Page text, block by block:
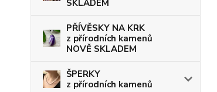
SKLADEM
PŘÍVĚSKY NA KRK
z přírodních kamenů
NOVĚ SKLADEM
ŠPERKY
z přírodních kamenů